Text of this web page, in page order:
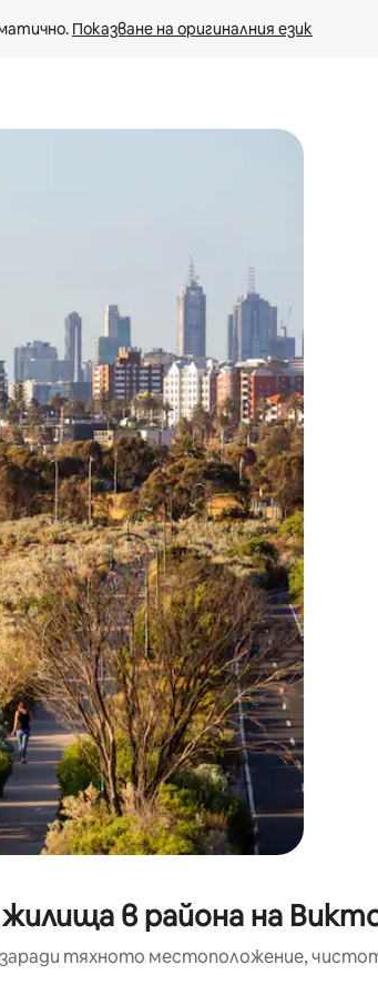
Показване на оригиналния език
или навигирайте с докосване или
в района на
тяхното местоположение,